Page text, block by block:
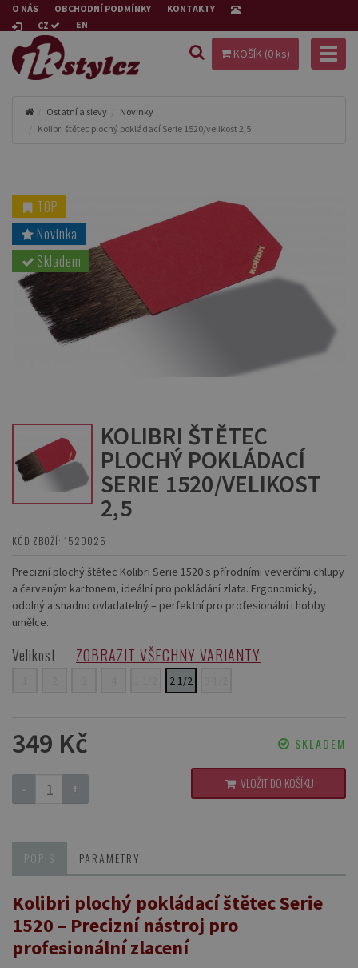
O NÁS OBCHODNÍ PODMÍNKY
KONTAKTY
CZ
EN
KOŠÍK (0 ks)
Ostatní a slevy
Novinky
Kolibri štětec plochý pokládací Serie 1520/velikost 2,5
Skladem
TOP
Novinka
KOLIBRI ŠTĚTEC
PLOCHÝ POKLÁDACÍ
SERIE 1520/VELIKOST
2,5
KÓD ZBOŽÍ: 1520025
Precizní plochý štětec Kolibri Serie 1520 s přírodními veverčími chlupy
a červeným kartonem, ideální pro pokládání zlata. Ergonomický,
odolný a snadno ovladatelný – perfektní pro profesionální i hobby
umělce.
Velikost ZOBRAZIT VŠECHNY VARIANTY
2 1/2
349 Kč SKLADEM
- + VLOŽIT DO KOŠÍKU
POPIS PARAMETRY
Kolibri plochý pokládací štětec Serie
1520 – Precizní nástroj pro
profesionální zlacení